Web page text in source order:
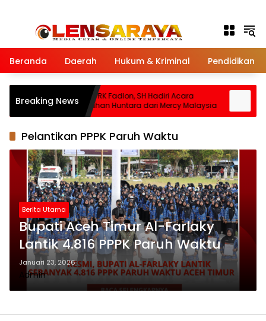
Beranda Daerah Hukum & Kriminal Pendidikan
Breaking NewsKetua DPRK Fadlon, SH Hadiri Acara
Penyerahan Huntara dari Mercy Malaysia
Pelantikan PPPK Paruh Waktu
Berita Utama
Bupati Aceh Timur Al-Farlaky
Lantik 4.816 PPPK Paruh Waktu
Januari 23, 2026
Admin